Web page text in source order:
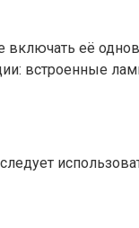
её
встроенные